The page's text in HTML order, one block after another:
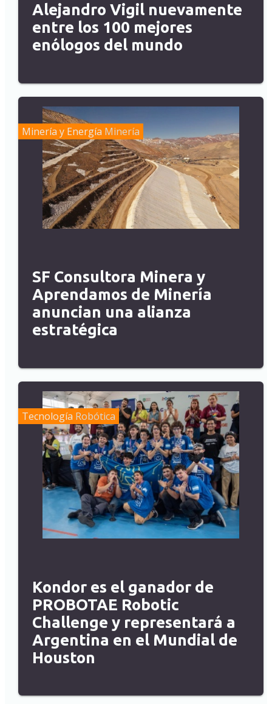
Alejandro Vigil nuevamente
entre los 100 mejores
enólogos del mundo
Minería y Energía Minería
SF Consultora Minera y
Aprendamos de Minería
anuncian una alianza
estratégica
Tecnología Robótica
Kondor es el ganador de
PROBOTAE Robotic
Challenge y representará a
Argentina en el Mundial de
Houston